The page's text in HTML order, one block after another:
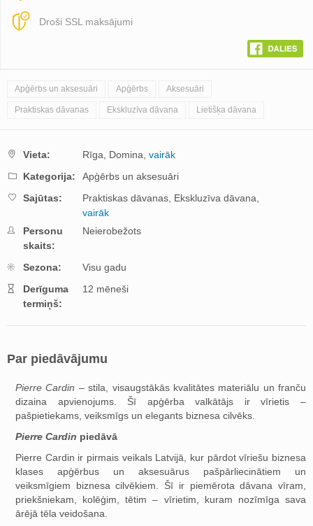
Droši SSL maksājumi
Apģērbs un aksesuāri Apģērbs Aksesuāri
Praktiskas dāvanas Ekskluzīva dāvana Lietišķa dāvana
Vieta: Rīga, Domina, vairāk
Kategorija:
Apģērbs un aksesuāri
Sajūtas:
Praktiskas dāvanas, Ekskluzīva dāvana,
vairāk
Personu
skaits:
Neierobežots
Sezona:
Visu gadu
Derīguma
termiņš:
12 mēneši
Par piedāvājumu
Pierre Cardin – stila, visaugstākās kvalitātes materiālu un franču
dizaina apvienojums. Šī apģērba valkātājs ir vīrietis –
pašpietiekams, veiksmīgs un elegants biznesa cilvēks.
Pierre Cardin piedāvā
Pierre Cardin ir pirmais veikals Latvijā, kur pārdot vīriešu biznesa
klases apģērbus un aksesuārus pašpārliecinātiem un
veiksmīgiem biznesa cilvēkiem. Šī ir piemērota dāvana vīram,
priekšniekam, kolēģim, tētim – vīrietim, kuram nozīmīga sava
ārējā tēla veidošana.